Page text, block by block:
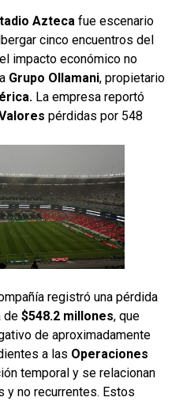
Azteca fue escenario
cinco encuentros del
impacto económico no
Grupo Ollamani, propietario
La empresa reportó
pérdidas por 548
registró una pérdida
de $548.2 millones, que
de aproximadamente
a las Operaciones
temporal y se relacionan
y no recurrentes. Estos